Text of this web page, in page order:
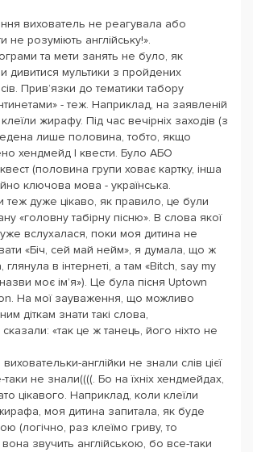
вихователь не реагувала або
не розуміють англійську!».
та мети занять не було, як
дивитися мультики з пройдених
Прив’язки до тематики табору
- теж. Наприклад, на заявленій
клеїли жирафу. Під час вечірніх заходів (з
лише половина, тобто, якщо
хендмейд І квести. Було АБО
(половина групи ховає картку, інша
ключова мова - українська.
теж дуже цікаво, як правило, це були
«головну табірну пісню». В слова якої
вслухалася, поки моя дитина не
«Біч, сей май нейм», я думала, що ж
глянула в інтернеті, а там «Bitch, say my
моє ім’я»). Це була пісня Uptown
На мої зауваження, що можливо
діткам знати такі слова,
«так це ж танець, його ніхто не
англійки не знали слів цієї
таки не знали((((. Бо на їхніх хендмейдах,
цікавого. Наприклад, коли клеїли
моя дитина запитала, як буде
(логічно, раз клеїмо гриву, то
звучить англійською, бо все-таки